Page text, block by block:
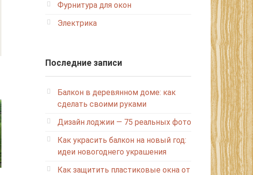
Фурнитура для окон
Электрика
Последние записи
Балкон в деревянном доме: как
сделать своими руками
Дизайн лоджии — 75 реальных фото
Как украсить балкон на новый год:
идеи новогоднего украшения
Как защитить пластиковые окна от